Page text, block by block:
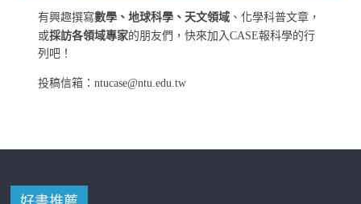
有興趣撰寫數學、地球科學、天文領域 、化學科普文章，
或採訪各領域專家的朋友們，快來加入CASE報科學的行
列吧！
投稿信箱：ntucase@ntu.edu.tw